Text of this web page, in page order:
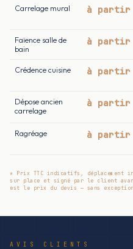
Carrelage mural à partir
Faïence salle de
bain
à partir
Crédence cuisine à partir
Dépose ancien
carrelage
à partir
Ragréage à partir
* Prix TTC indicatifs,
sur place et signé par le client
est le prix du devis — sans
AVIS CLIENTS